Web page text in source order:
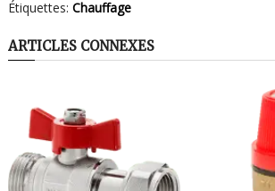
Étiquettes: Chauffage
ARTICLES CONNEXES